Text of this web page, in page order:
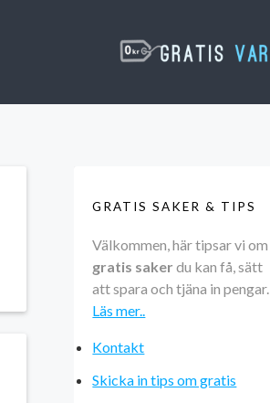
GRATIS SAKER & TIPS
Välkommen, här tipsar vi om
gratis saker du kan få, sätt
att spara och tjäna in pengar.
Läs mer..
Kontakt
Skicka in tips om gratis